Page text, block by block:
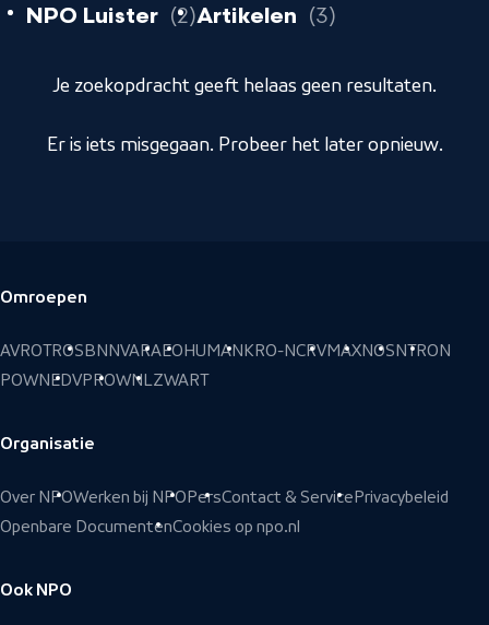
geladen
NPO Luister
2 resultaten
Artikelen 3
Je zoekopdracht geeft helaas geen resultaten.
Er is iets misgegaan. Probeer het later opnieuw.
Voettekst
Omroepen
AVROTROS BNNVARAEO HUMAN KRO-NCRVMAXNOS NTRON
POWNEDVPROWNLZWART
Organisatie
Over NPOWerken bij NPO PersContact & Service Privacybeleid
Openbare DocumentenCookies op npo.nl
Ook NPO